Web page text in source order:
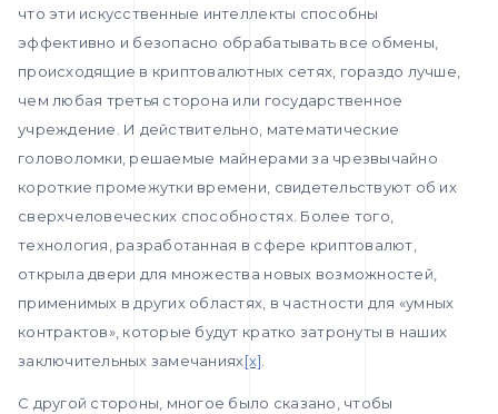
что эти искусственные интеллекты способны
эффективно и безопасно обрабатывать все обмены,
происходящие в криптовалютных сетях, гораздо лучше,
чем любая третья сторона или государственное
учреждение. И действительно, математические
головоломки, решаемые майнерами за чрезвычайно
короткие промежутки времени, свидетельствуют об их
сверхчеловеческих способностях. Более того,
технология, разработанная в сфере криптовалют,
открыла двери для множества новых возможностей,
применимых в других областях, в частности для «умных
контрактов», которые будут кратко затронуты в наших
заключительных замечаниях[x]
С другой стороны, многое было сказано, чтобы